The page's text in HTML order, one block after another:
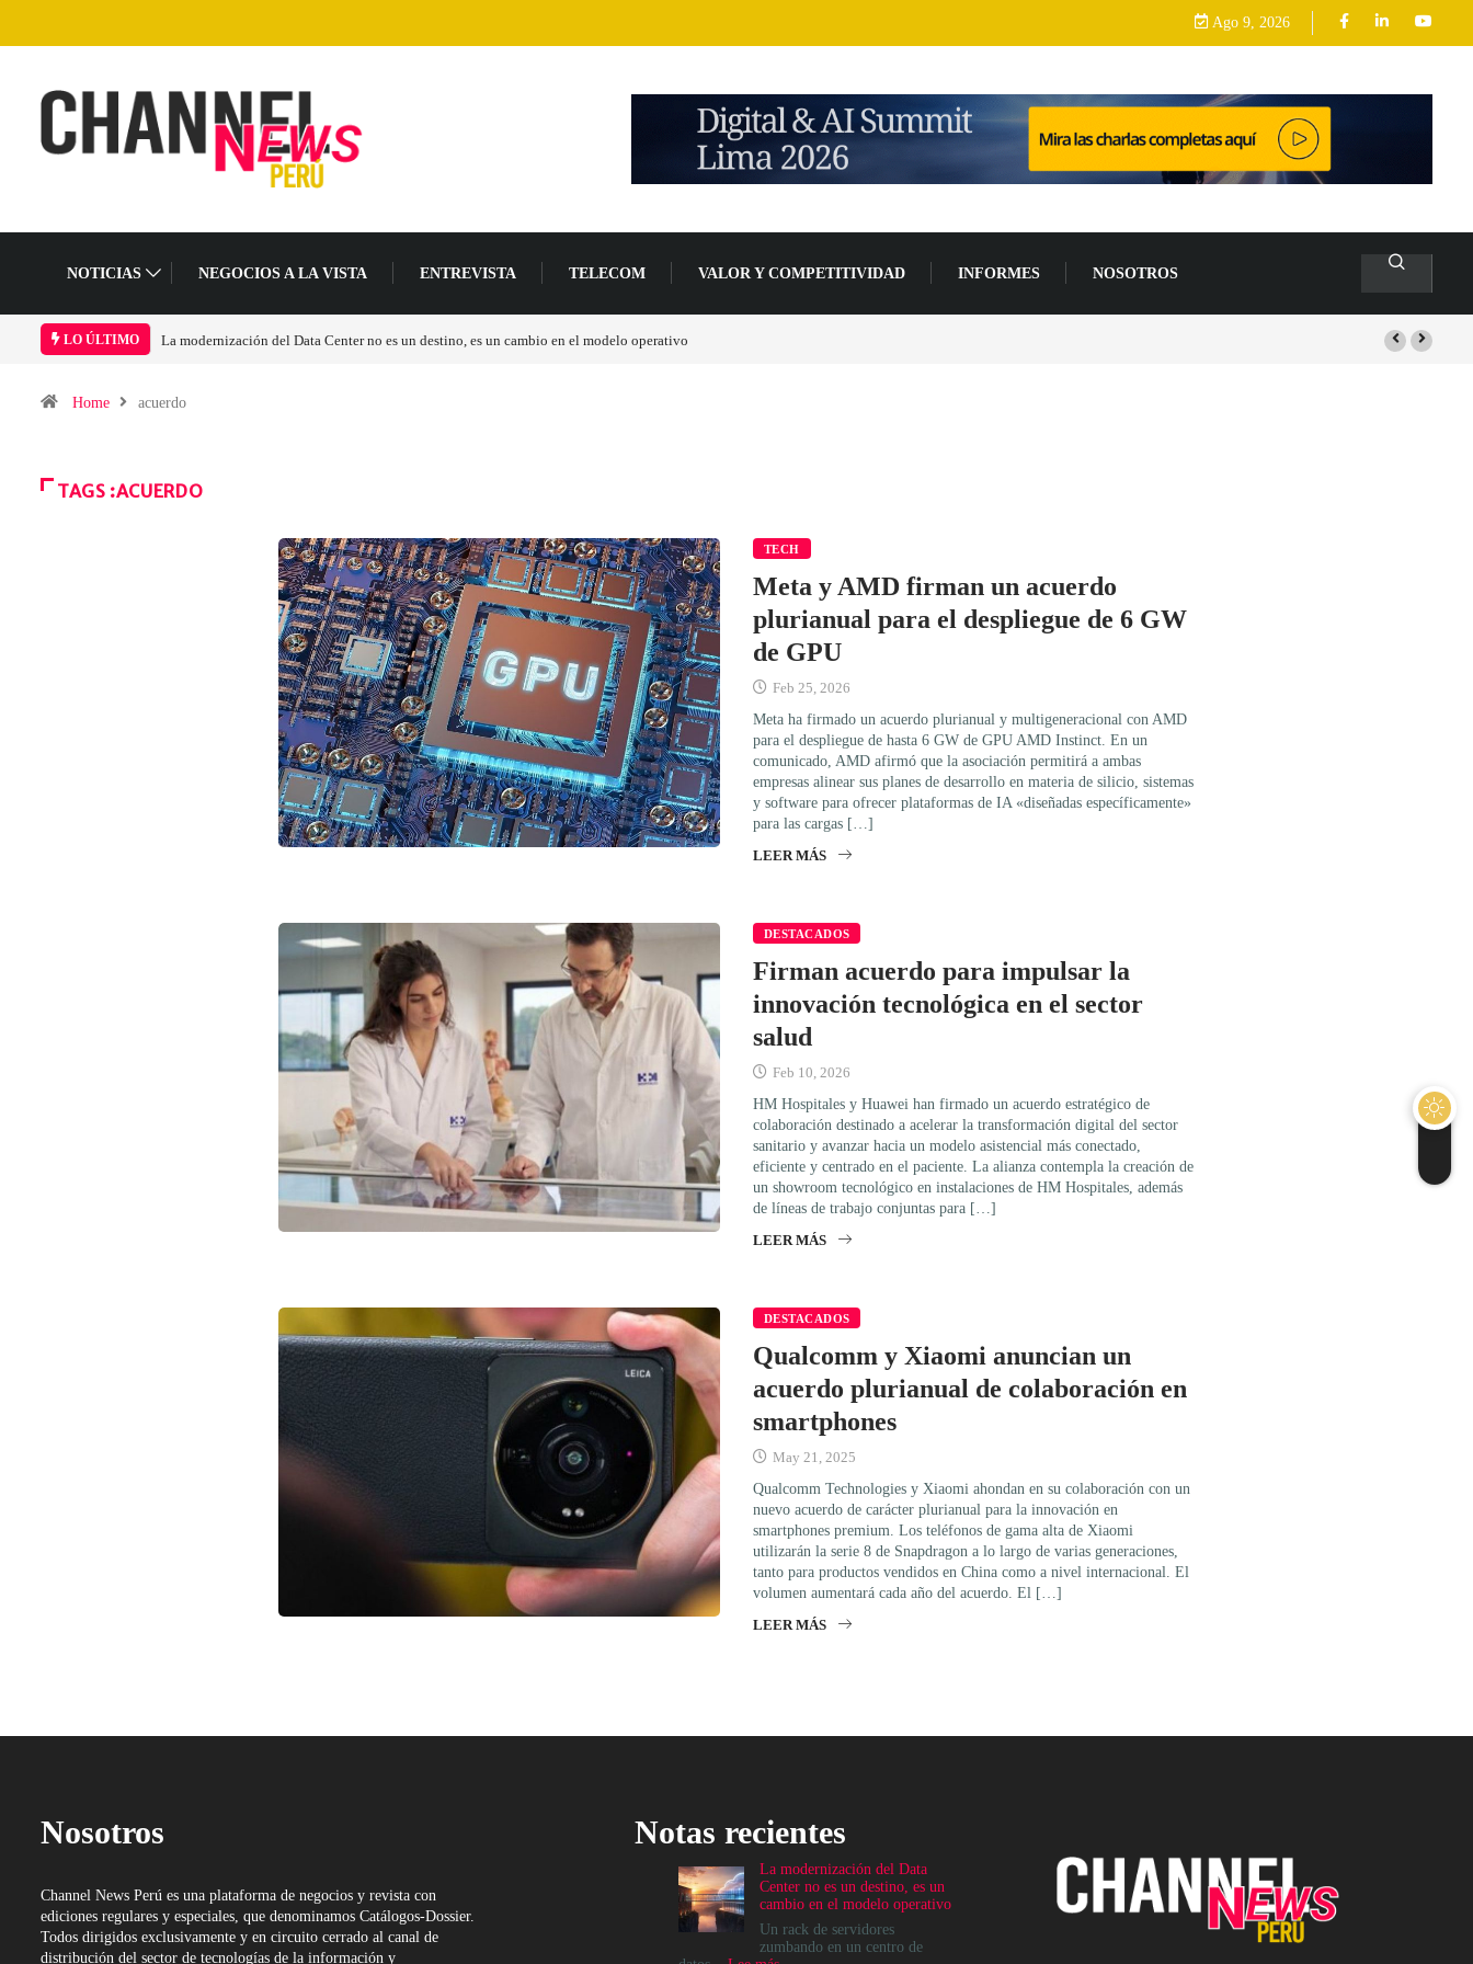
Ago 9, 2026
NOTICIAS NEGOCIOS A LA VISTA ENTREVISTA TELECOM VALOR Y COMPETITIVIDAD INFORMES NOSOTROS
LO ÚLTIMO La modernización del Data Center no es un destino, es un cambio en el modelo operativo
Home acuerdo
TAGS :ACUERDO
TECH
Meta y AMD firman un acuerdo
plurianual para el despliegue de 6 GW
de GPU
Feb 25, 2026
Meta ha firmado un acuerdo plurianual y multigeneracional con AMD
para el despliegue de hasta 6 GW de GPU AMD Instinct. En un
comunicado, AMD afirmó que la asociación permitirá a ambas
empresas alinear sus planes de desarrollo en materia de silicio, sistemas
y software para ofrecer plataformas de IA «diseñadas específicamente»
para las cargas […]
LEER MÁS
DESTACADOS
Firman acuerdo para impulsar la
innovación tecnológica en el sector
salud
Feb 10, 2026
HM Hospitales y Huawei han firmado un acuerdo estratégico de
colaboración destinado a acelerar la transformación digital del sector
sanitario y avanzar hacia un modelo asistencial más conectado,
eficiente y centrado en el paciente. La alianza contempla la creación de
un showroom tecnológico en instalaciones de HM Hospitales, además
de líneas de trabajo conjuntas para […]
LEER MÁS
DESTACADOS
Qualcomm y Xiaomi anuncian un
acuerdo plurianual de colaboración en
smartphones
May 21, 2025
Qualcomm Technologies y Xiaomi ahondan en su colaboración con un
nuevo acuerdo de carácter plurianual para la innovación en
smartphones premium. Los teléfonos de gama alta de Xiaomi
utilizarán la serie 8 de Snapdragon a lo largo de varias generaciones,
tanto para productos vendidos en China como a nivel internacional. El
volumen aumentará cada año del acuerdo. El […]
LEER MÁS
Nosotros
Channel News Perú es una plataforma de negocios y revista con
ediciones regulares y especiales, que denominamos Catálogos-Dossier.
Todos dirigidos exclusivamente y en circuito cerrado al canal de
distribución del sector de tecnologías de la información y
Notas recientes
La modernización del Data
Center no es un destino, es un
cambio en el modelo operativo
Un rack de servidores
zumbando en un centro de